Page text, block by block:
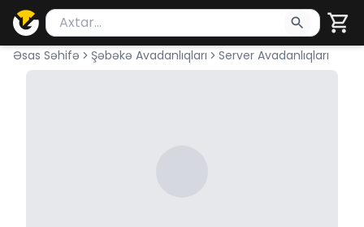
Məhsul axtar
Axtarış üçün ən azı 2 simvol yazın. Göndərmək
Əsas Səhifə Şəbəkə Avadanlıqları Server Avadanlıqları